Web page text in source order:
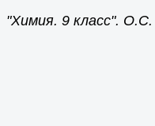
"Химия. 9 класс". О.С.